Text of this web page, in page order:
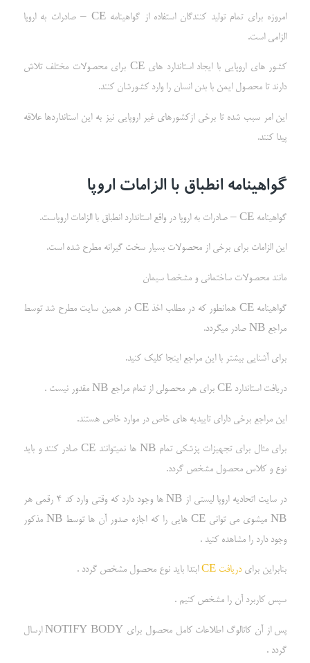
امروزه برای تمام تولید کنندگان استفاده از گواهینامه CE – صادرات به اروپا
الزامی است.
کشور های اروپایی با ایجاد استاندارد های CE برای محصولات مختلف تلاش
دارند تا محصول ایمن با بدن انسان را وارد کشورشان کنند.
این امر سبب شده تا برخی ازکشورهای غیر اروپایی نیز به این استانداردها علاقه
پیدا کنند.
گواهینامه انطباق با الزامات اروپا
گواهینامه CE – صادرات به اروپا در واقع استاندارد انطباق با الزامات اروپاست.
این الزامات برای برخی از محصولات بسیار سخت گیرانه مطرح شده است.
مانند محصولات ساختمانی و مشخصا سیمان
گواهینامه CE همانطور که در مطلب اخذ CE در همین سایت مطرح شد توسط
مراجع NB صادر میگردد.
برای آشنایی بیشتر با این مراجع اینجا کلیک کنید.
دریافت استاندارد CE برای هر محصولی از تمام مراجع NB مقدور نیست .
این مراجع برخی دارای تاییدیه های خاص در موارد خاص هستند.
برای مثال برای تجهیزات پزشکی تمام NB ها نمیتوانند CE صادر کنند و باید
نوع و کلاس محصول مشخص گردد.
در سایت اتحادیه اروپا لیستی از NB ها وجود دارد که وقتی وارد کد 4 رقمی هر
NB میشوی می توانی CE هایی را که اجازه صدور آن ها توسط NB مذکور
وجود دارد را مشاهده کنید .
بنابراین برای دریافت CE ابتدا باید نوع محصول مشخص گردد .
سپس کاربرد آن را مشخص کنیم .
پس از آن کاتالوگ اطلاعات کامل محصول برای NOTIFY BODY ارسال
گردد .